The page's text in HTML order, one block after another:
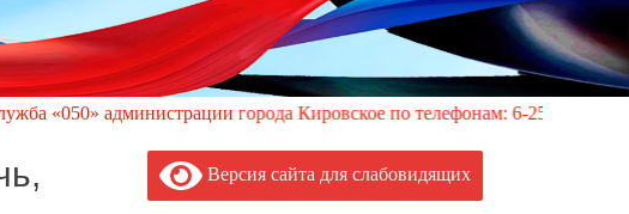
города Кировское по телефонам: 6-25-00; +7-949-352-87-40,
Версия сайта для слабовидящих